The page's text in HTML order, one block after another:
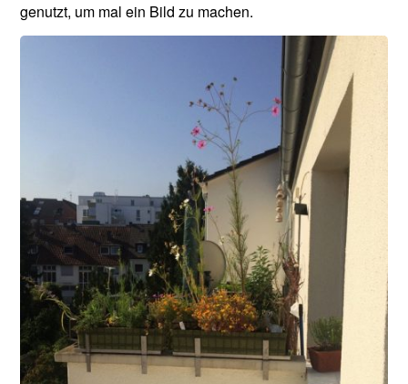
genutzt, um mal ein Bild zu machen.